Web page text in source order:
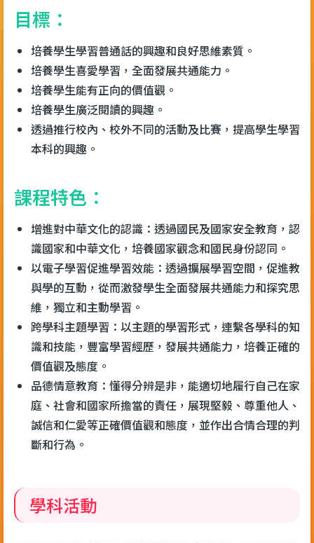
目標：
培養學生學習普通話的興趣和良好思維素質。
培養學生喜愛學習，全面發展共通能力。
培養學生能有正向的價值觀。
培養學生廣泛閱讀的興趣。
透過推行校內、校外不同的活動及比賽，提高學生學習
本科的興趣。
課程特色：
增進對中華文化的認識：透過國民及國家安全教育，認
識國家和中華文化，培養國家觀念和國民身份認同。
以電子學習促進學習效能：透過擴展學習空間，促進教
與學的互動，從而激發學生全面發展共通能力和探究思
維，獨立和主動學習。
跨學科主題學習：以主題的學習形式，連繫各學科的知
識和技能，豐富學習經歷，發展共通能力，培養正確的
價值觀及態度。
品德情意教育：懂得分辨是非，能適切地履行自己在家
庭、社會和國家所擔當的責任，展現堅毅、尊重他人、
誠信和仁愛等正確價值觀和態度，並作出合情合理的判
斷和行為。
學科活動